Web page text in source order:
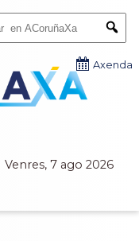
Venres, 7 ago 2026
Axenda